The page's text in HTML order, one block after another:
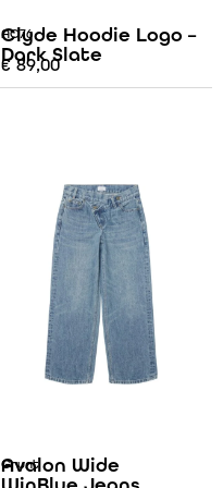
AO76
Clyde Hoodie Logo –
Dark Slate
€89,00
Grunt
Avalon Wide